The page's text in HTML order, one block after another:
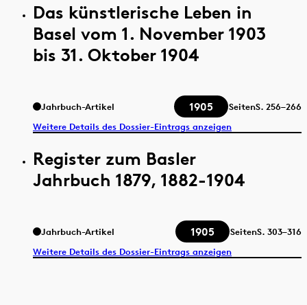
Das künstlerische Leben in
Basel vom 1. November 1903
bis 31. Oktober 1904
Jahrbuch-Artikel 1905 SeitenS. 256–266
Weitere Details des Dossier-Eintrags anzeigen
Register zum Basler
Jahrbuch 1879, 1882-1904
Jahrbuch-Artikel 1905 SeitenS. 303–316
Weitere Details des Dossier-Eintrags anzeigen